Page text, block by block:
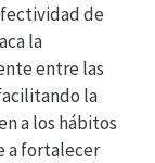
de
la
entre las
la
a los hábitos
a fortalecer